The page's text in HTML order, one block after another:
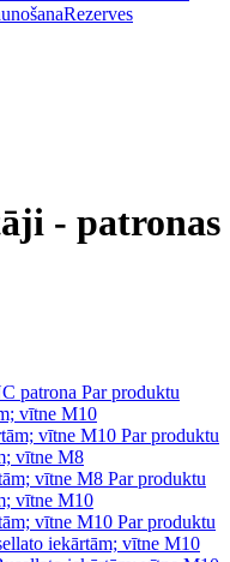
Rezerves
- patronas
Par produktu
vītne M10
Par produktu
vītne M8
Par produktu
vītne M10
Par produktu
iekārtām; vītne M10